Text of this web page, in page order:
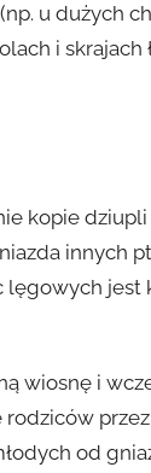
u dużych
i
kopie
innych
i
od